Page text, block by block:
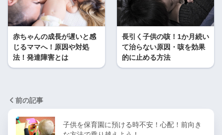
赤ちゃんの成長が遅いと感
じるママへ！原因や対処
法！発達障害とは
長引く子供の咳！1か月続い
て治らない原因・咳を効果
的に止める方法
前の記事
子供を保育園に預ける時不安！心配！前向き